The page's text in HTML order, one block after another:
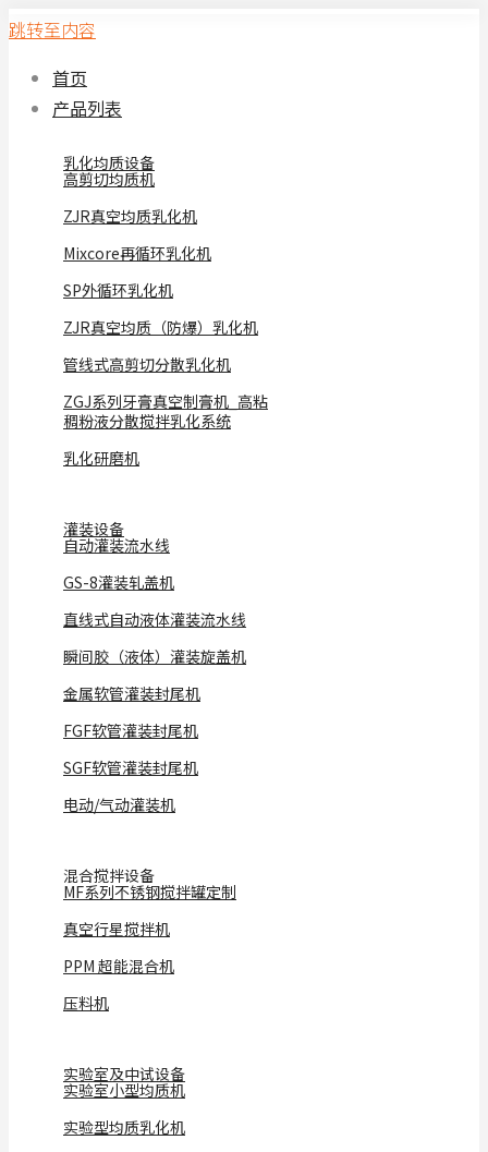
跳转至内容
首页
产品列表
乳化均质设备
高剪切均质机
ZJR真空均质乳化机
Mixcore再循环乳化机
SP外循环乳化机
ZJR真空均质（防爆）乳化机
管线式高剪切分散乳化机
ZGJ系列牙膏真空制膏机_高粘
稠粉液分散搅拌乳化系统
乳化研磨机
灌装设备
自动灌装流水线
GS-8灌装轧盖机
直线式自动液体灌装流水线
瞬间胶（液体）灌装旋盖机
金属软管灌装封尾机
FGF软管灌装封尾机
SGF软管灌装封尾机
电动/气动灌装机
混合搅拌设备
MF系列不锈钢搅拌罐定制
真空行星搅拌机
PPM 超能混合机
压料机
实验室及中试设备
实验室小型均质机
实验型均质乳化机